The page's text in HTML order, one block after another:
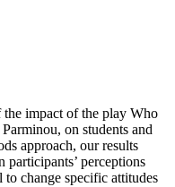
impact of the play Who
on students and
approach, our results
perceptions
change specific attitudes